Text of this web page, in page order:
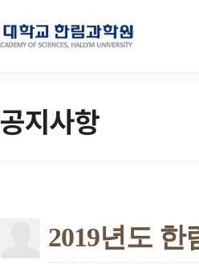
공지사항
2019년도 한